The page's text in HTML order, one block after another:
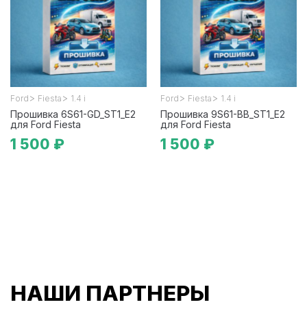
Ford > Fiesta > 1.4 i
Прошивка 6S61-GD_ST1_E2
для Ford Fiesta
1 500 ₽
Ford > Fiesta > 1.4 i
Прошивка 9S61-BB_ST1_E2
для Ford Fiesta
1 500 ₽
НАШИ ПАРТНЕРЫ